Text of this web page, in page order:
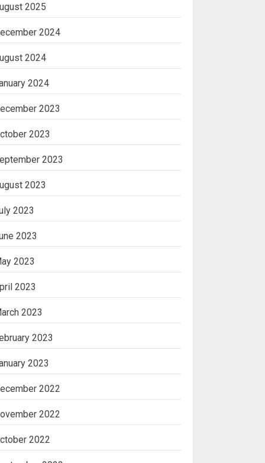
2025
2024
2024
2024
2023
2023
2023
2023
2023
2023
2023
2023
2023
2023
2023
2022
2022
2022